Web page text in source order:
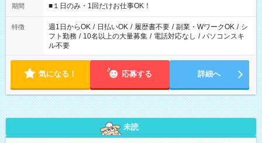
げるお仕事も！ ご希望のお時間に合わせてご紹介！ ※シフトは
ください！
期間 ■１日のみ・1回だけお仕事OK！
特徴 週1日からOK / 日払いOK / 履歴書不要 / 副業・WワークOK / シ
フト勤務 / 10名以上の大量募集 / 電話対応なし / パソコンスキ
ル不要
気になる！ 応募する 詳細へ
未読